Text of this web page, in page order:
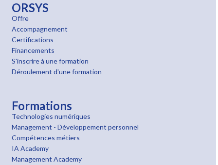
ORSYS
Offre
Accompagnement
Certifications
Financements
S'inscrire à une formation
Déroulement d'une formation
Formations
Technologies numériques
Management - Développement personnel
Compétences métiers
IA Academy
Management Academy